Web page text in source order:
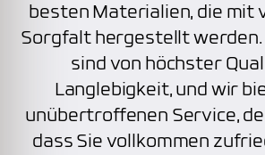
besten Materialien, die mit
Sorgfalt hergestellt werden.
sind von höchster
Langlebigkeit, und wir
unübertroffenen Service,
dass Sie vollkommen